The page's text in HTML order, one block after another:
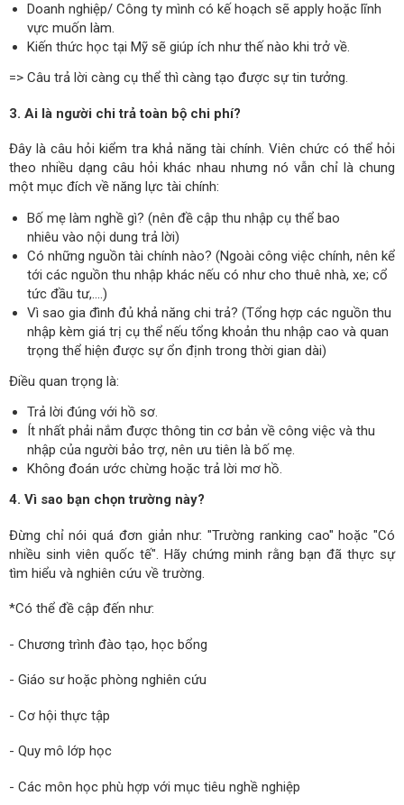
Doanh nghiệp/ Công ty mình có kế hoạch sẽ apply hoặc lĩnh
vực muốn làm.
Kiến thức học tại Mỹ sẽ giúp ích như thế nào khi trở về.
=> Câu trả lời càng cụ thể thì càng tạo được sự tin tưởng.
3. Ai là người chi trả toàn bộ chi phí?
Đây là câu hỏi kiểm tra khả năng tài chính. Viên chức có thể hỏi
theo nhiều dạng câu hỏi khác nhau nhưng nó vẫn chỉ là chung
một mục đích về năng lực tài chính:
Bố mẹ làm nghề gì? (nên đề cập thu nhập cụ thể bao
nhiêu vào nội dung trả lời)
Có những nguồn tài chính nào? (Ngoài công việc chính, nên kể
tới các nguồn thu nhập khác nếu có như cho thuê nhà, xe; cổ
tức đầu tư,....)
Vì sao gia đình đủ khả năng chi trả? (Tổng hợp các nguồn thu
nhập kèm giá trị cụ thể nếu tổng khoản thu nhập cao và quan
trọng thể hiện được sự ổn định trong thời gian dài)
Điều quan trọng là:
Trả lời đúng với hồ sơ.
Ít nhất phải nắm được thông tin cơ bản về công việc và thu
nhập của người bảo trợ, nên ưu tiên là bố mẹ.
Không đoán ước chừng hoặc trả lời mơ hồ.
4. Vì sao bạn chọn trường này?
Đừng chỉ nói quá đơn giản như: "Trường ranking cao" hoặc "Có
nhiều sinh viên quốc tế". Hãy chứng minh rằng bạn đã thực sự
tìm hiểu và nghiên cứu về trường.
*Có thể đề cập đến như:
- Chương trình đào tạo, học bổng
- Giáo sư hoặc phòng nghiên cứu
- Cơ hội thực tập
- Quy mô lớp học
- Các môn học phù hợp với mục tiêu nghề nghiệp